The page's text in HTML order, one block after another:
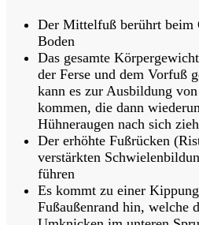
Der Mittelfuß berührt beim
Boden
Das gesamte
der Ferse und dem Vorfuß
kann es zur Ausbildung
kommen, die dann
Hühneraugen nach sich
Der erhöhte Fußrücken
verstärkten
führen
Es kommt zu einer
Fußaußenrand hin, welche